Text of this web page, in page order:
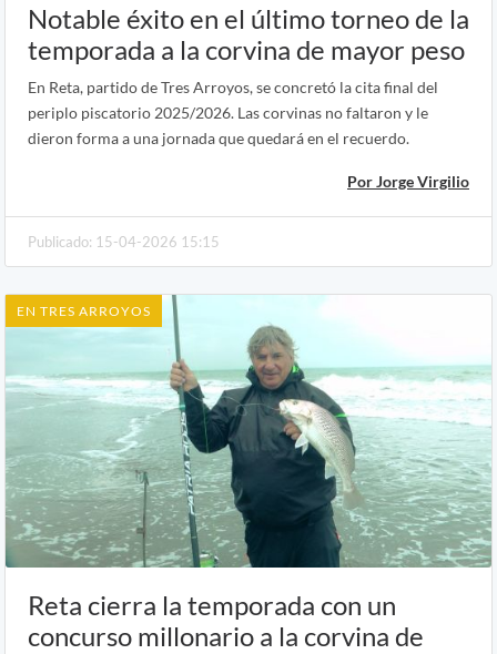
Notable éxito en el último torneo de la
temporada a la corvina de mayor peso
En Reta, partido de Tres Arroyos, se concretó la cita final del
periplo piscatorio 2025/2026. Las corvinas no faltaron y le
dieron forma a una jornada que quedará en el recuerdo.
Por Jorge Virgilio
Publicado: 15-04-2026 15:15
EN TRES ARROYOS
Reta cierra la temporada con un
concurso millonario a la corvina de